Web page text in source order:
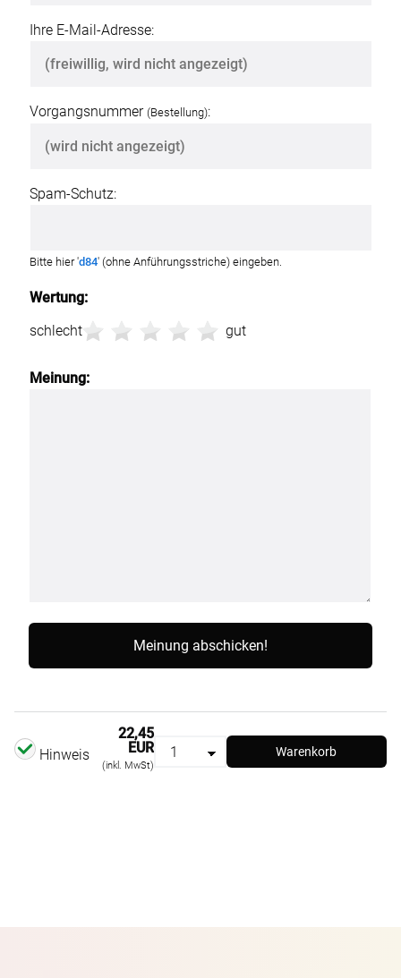
Wertung:
schlecht
gut
Meinung:
Ihre E-Mail-Adresse:
Vorgangsnummer (Bestellung):
Spam-Schutz:
Bitte hier 'd84' (ohne Anführungsstriche) eingeben.
Hinweis
22,45
EUR
(inkl. MwSt)
Warenkorb